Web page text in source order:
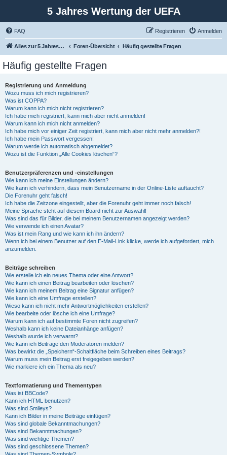
5 Jahres Wertung der UEFA
FAQ Anmelden
Registrieren
Alles zur 5 Jahreswertung / Tabelle der UEFA mit vielen Statistiken. Foren-Übersicht Häufig gestellte Fragen
Häufig gestellte Fragen
Registrierung und Anmeldung
Wozu muss ich mich registrieren?
Was ist COPPA?
Warum kann ich mich nicht registrieren?
Ich habe mich registriert, kann mich aber nicht anmelden!
Warum kann ich mich nicht anmelden?
Ich habe mich vor einiger Zeit registriert, kann mich aber nicht mehr anmelden?!
Ich habe mein Passwort vergessen!
Warum werde ich automatisch abgemeldet?
Wozu ist die Funktion „Alle Cookies löschen“?
Benutzerpräferenzen und -einstellungen
Wie kann ich meine Einstellungen ändern?
Wie kann ich verhindern, dass mein Benutzername in der Online-Liste auftaucht?
Die Forenuhr geht falsch!
Ich habe die Zeitzone eingestellt, aber die Forenuhr geht immer noch falsch!
Meine Sprache steht auf diesem Board nicht zur Auswahl!
Was sind das für Bilder, die bei meinem Benutzernamen angezeigt werden?
Wie verwende ich einen Avatar?
Was ist mein Rang und wie kann ich ihn ändern?
Wenn ich bei einem Benutzer auf den E-Mail-Link klicke, werde ich aufgefordert, mich
anzumelden.
Beiträge schreiben
Wie erstelle ich ein neues Thema oder eine Antwort?
Wie kann ich einen Beitrag bearbeiten oder löschen?
Wie kann ich meinem Beitrag eine Signatur anfügen?
Wie kann ich eine Umfrage erstellen?
Wieso kann ich nicht mehr Antwortmöglichkeiten erstellen?
Wie bearbeite oder lösche ich eine Umfrage?
Warum kann ich auf bestimmte Foren nicht zugreifen?
Weshalb kann ich keine Dateianhänge anfügen?
Weshalb wurde ich verwarnt?
Wie kann ich Beiträge den Moderatoren melden?
Was bewirkt die „Speichern“-Schaltfläche beim Schreiben eines Beitrags?
Warum muss mein Beitrag erst freigegeben werden?
Wie markiere ich ein Thema als neu?
Textformatierung und Thementypen
Was ist BBCode?
Kann ich HTML benutzen?
Was sind Smileys?
Kann ich Bilder in meine Beiträge einfügen?
Was sind globale Bekanntmachungen?
Was sind Bekanntmachungen?
Was sind wichtige Themen?
Was sind geschlossene Themen?